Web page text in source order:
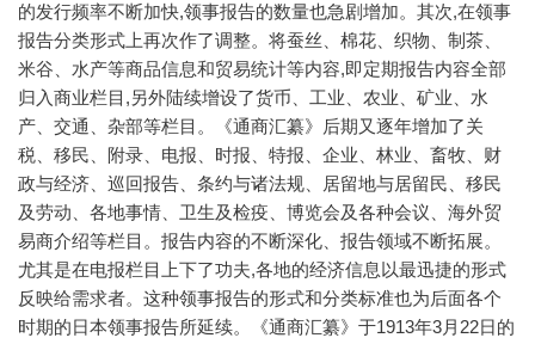
的发行频率不断加快,领事报告的数量也急剧增加。其次,在领事
报告分类形式上再次作了调整。将蚕丝、棉花、织物、制茶、
米谷、水产等商品信息和贸易统计等内容,即定期报告内容全部
归入商业栏目,另外陆续增设了货币、工业、农业、矿业、水
产、交通、杂部等栏目。《通商汇纂》后期又逐年增加了关
税、移民、附录、电报、时报、特报、企业、林业、畜牧、财
政与经济、巡回报告、条约与诸法规、居留地与居留民、移民
及劳动、各地事情、卫生及检疫、博览会及各种会议、海外贸
易商介绍等栏目。报告内容的不断深化、报告领域不断拓展。
尤其是在电报栏目上下了功夫,各地的经济信息以最迅捷的形式
反映给需求者。这种领事报告的形式和分类标准也为后面各个
时期的日本领事报告所延续。《通商汇纂》于1913年3月22日的